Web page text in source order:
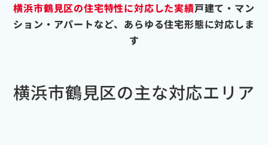
横浜市鶴見区の住宅特性に対応した実績戸建て・マン
ション・アパートなど、あらゆる住宅形態に対応しま
す
横浜市鶴見区の主な対応エリア